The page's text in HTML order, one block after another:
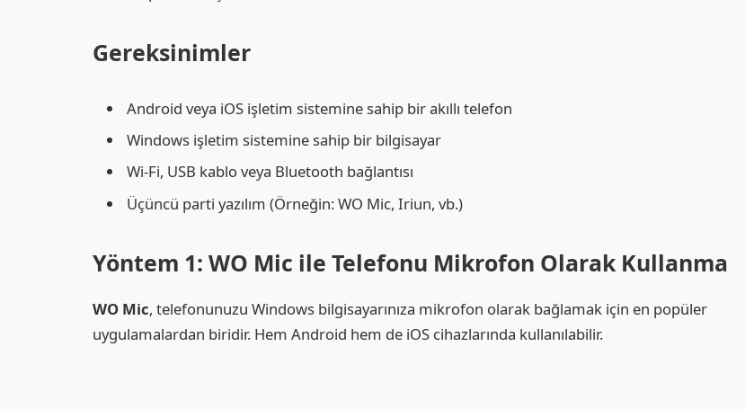
Gereksinimler
Android veya iOS işletim sistemine sahip bir akıllı telefon
Windows işletim sistemine sahip bir bilgisayar
Wi-Fi, USB kablo veya Bluetooth bağlantısı
Üçüncü parti yazılım (Örneğin: WO Mic, Iriun, vb.)
Yöntem 1: WO Mic ile Telefonu Mikrofon Olarak Kullanma
WO Mic, telefonunuzu Windows bilgisayarınıza mikrofon olarak bağlamak için en popüler
uygulamalardan biridir. Hem Android hem de iOS cihazlarında kullanılabilir.